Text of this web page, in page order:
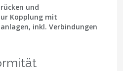
und
Kopplung mit
inkl. Verbindungen